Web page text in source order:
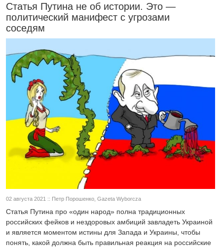
Статья Путина не об истории. Это —
политический манифест с угрозами
соседям
02 августа 2021 :: Петр Порошенко, Gazeta Wyborcza
Статья Путина про «один народ» полна традиционных
российских фейков и нездоровых амбиций завладеть Украиной
и является моментом истины для Запада и Украины, чтобы
понять, какой должна быть правильная реакция на российские